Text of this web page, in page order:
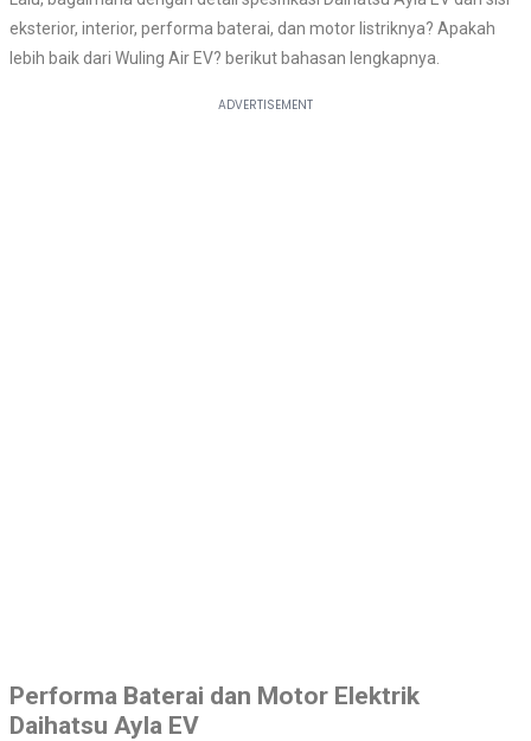
eksterior, interior, performa baterai, dan motor listriknya? Apakah
lebih baik dari Wuling Air EV? berikut bahasan lengkapnya.
Performa Baterai dan Motor Elektrik
Daihatsu Ayla EV